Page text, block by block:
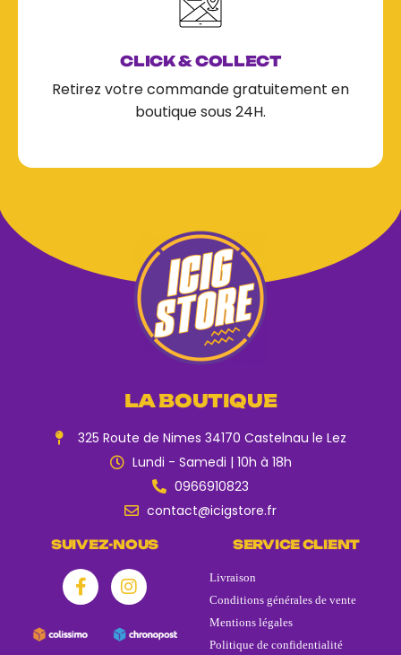
CLICK & COLLECT
Retirez votre commande gratuitement en
boutique sous 24H.
LA BOUTIQUE
325 Route de Nimes 34170 Castelnau le Lez
Lundi - Samedi | 10h à 18h
0966910823
contact@icigstore.fr
SUIVEZ-NOUS SERVICE CLIENT
Livraison
Conditions générales de vente
Mentions légales
Politique de confidentialité